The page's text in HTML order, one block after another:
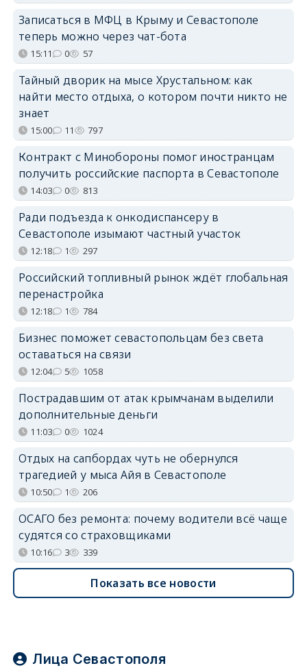
Записаться в МФЦ в Крыму и Севастополе
теперь можно через чат-бота
15:11 0 57
Тайный дворик на мысе Хрустальном: как
найти место отдыха, о котором почти никто не
знает
15:00 11 797
Контракт с Минобороны помог иностранцам
получить российские паспорта в Севастополе
14:03 0 813
Ради подъезда к онкодиспансеру в
Севастополе изымают частный участок
12:18 1 297
Российский топливный рынок ждёт глобальная
перенастройка
12:18 1 784
Бизнес поможет севастопольцам без света
оставаться на связи
12:04 5 1058
Пострадавшим от атак крымчанам выделили
дополнительные деньги
11:03 0 1024
Отдых на сапбордах чуть не обернулся
трагедией у мыса Айя в Севастополе
10:50 1 206
ОСАГО без ремонта: почему водители всё чаще
судятся со страховщиками
10:16 3 339
Показать все новости
Лица Севастополя